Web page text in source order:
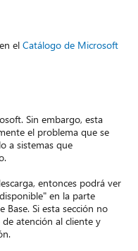
elCatálogo de Microsoft
Sin embargo, esta
el problema que se
a sistemas que
entonces podrá ver
en la parte
Si esta sección no
atención al cliente y